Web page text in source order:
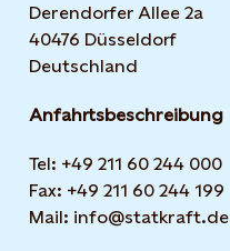
Derendorfer Allee 2a
40476 Düsseldorf
Deutschland
Anfahrtsbeschreibung
Tel: +49 211 60 244 000
Fax: +49 211 60 244 199
Mail: info@statkraft.de